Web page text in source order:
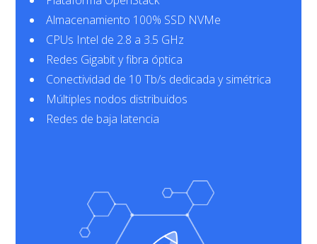
Almacenamiento 100% SSD NVMe
CPUs Intel de 2.8 a 3.5 GHz
Redes Gigabit y fibra óptica
Conectividad de 10 Tb/s dedicada y simétrica
Múltiples nodos distribuidos
Redes de baja latencia